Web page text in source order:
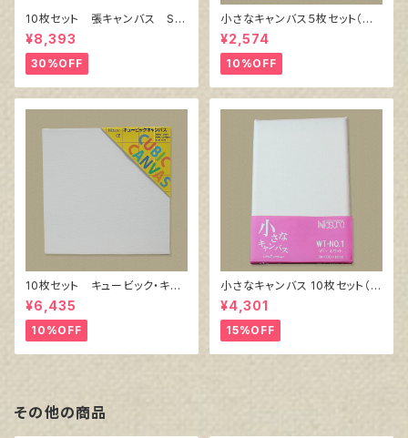
10枚セット 張キャンバス Sn
owWhite SPC（綿・ポリエステ
ル）F6 410㎜×318㎜
¥8,393
30%OFF
小さなキャンバス５枚セット（麻
キャンバス裏面張り）
¥2,574
10%OFF
10枚セット キュービック・キャ
ンバス白（縦150㎜×横150㎜×
厚38㎜）
¥6,435
10%OFF
小さなキャンバス 10枚セット（ホ
ワイト塗りキャンバス張り）
¥4,301
15%OFF
その他の商品